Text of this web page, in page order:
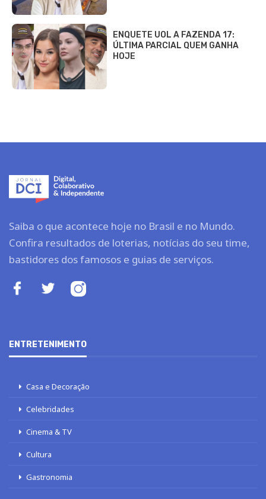
ENQUETE UOL A FAZENDA 17:
ÚLTIMA PARCIAL QUEM GANHA
HOJE
Saiba o que acontece hoje no Brasil e no Mundo.
Confira resultados de loterias, notícias do seu time,
bastidores dos famosos e guias de serviços.
ENTRETENIMENTO
Casa e Decoração
Celebridades
Cinema & TV
Cultura
Gastronomia